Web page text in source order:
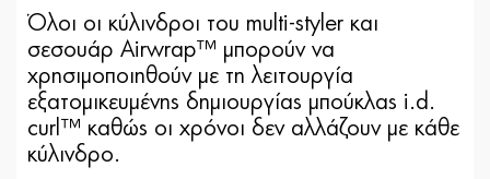
Όλοι οι κύλινδροι του multi-styler και
σεσουάρ Airwrap™ μπορούν να
χρησιμοποιηθούν με τη λειτουργία
εξατομικευμένης δημιουργίας μπούκλας i.d.
curl™ καθώς οι χρόνοι δεν αλλάζουν με κάθε
κύλινδρο.